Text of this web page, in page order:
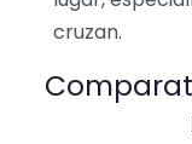
cruzan.